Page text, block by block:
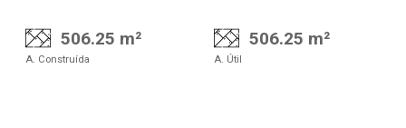
506.25 m²
A. Construída
506.25 m²
A. Útil